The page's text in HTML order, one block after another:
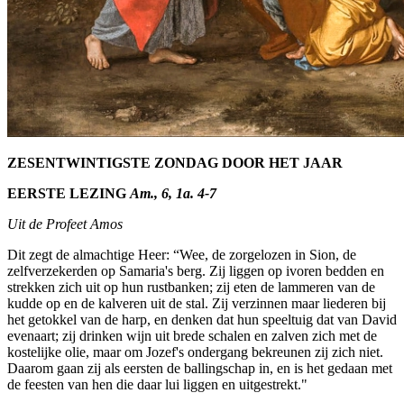
ZESENTWINTIGSTE ZONDAG DOOR HET JAAR
EERSTE LEZING Am., 6, 1a. 4-7
Uit de Profeet Amos
Dit zegt de almachtige Heer: “Wee, de zorgelozen in Sion, de
zelfverzekerden op Samaria's berg. Zij liggen op ivoren bedden en
strekken zich uit op hun rustbanken; zij eten de lammeren van de
kudde op en de kalveren uit de stal. Zij verzinnen maar liederen bij
het getokkel van de harp, en denken dat hun speeltuig dat van David
evenaart; zij drinken wijn uit brede schalen en zalven zich met de
kostelijke olie, maar om Jozef's ondergang bekreunen zij zich niet.
Daarom gaan zij als eersten de ballingschap in, en is het gedaan met
de feesten van hen die daar lui liggen en uitgestrekt."